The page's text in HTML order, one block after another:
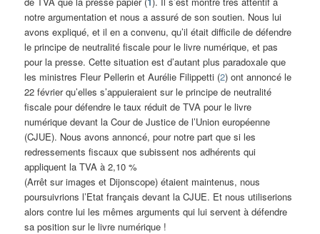
notre argumentation et nous a assuré de son soutien. Nous lui
avons expliqué, et il en a convenu, qu’il était difficile de défendre
le principe de neutralité fiscale pour le livre numérique, et pas
pour la presse. Cette situation est d’autant plus paradoxale que
les ministres Fleur Pellerin et Aurélie Filippetti (2) ont annoncé le
22 février qu’elles s’appuieraient sur le principe de neutralité
fiscale pour défendre le taux réduit de TVA pour le livre
numérique devant la Cour de Justice de l’Union européenne
(CJUE). Nous avons annoncé, pour notre part que si les
redressements fiscaux que subissent nos adhérents qui
appliquent la TVA à 2,10 %
(Arrêt sur images et Dijonscope) étaient maintenus, nous
poursuivrions l’Etat français devant la CJUE. Et nous utiliserions
alors contre lui les mêmes arguments qui lui servent à défendre
sa position sur le livre numérique !